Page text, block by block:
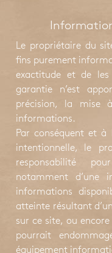
Le propriétaire du
fins purement
exactitude et de
garantie n’est
précision, la mise
informations.
Par conséquent et à
intentionnelle, le
responsabilité
notamment d’une
informations
atteinte résultant
sur ce site, ou
pourrait
équipement